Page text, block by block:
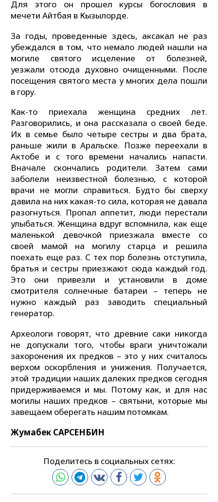
Для этого он прошел курсы богословия в
мечети Айтбая в Кызылорде.
За годы, проведенные здесь, аксакал не раз
убеждался в том, что немало людей нашли на
могиле святого исцеление от болезней,
уезжали отсюда духовно очищенными. После
посещения святого места у многих дела пошли
в гору.
Как-то приехала женщина средних лет.
Разговорились, и она рассказала о своей беде.
Их в семье было четыре сестры и два брата,
раньше жили в Аральске. Позже переехали в
Актобе и с того времени начались напасти.
Вначале скончались родители. Затем сами
заболели неизвестной болезнью, с которой
врачи не могли справиться. Будто бы сверху
давила на них какая-то сила, которая не давала
разогнуться. Пропал аппетит, люди перестали
улыбаться. Женщина вдруг вспомнила, как еще
маленькой девочкой приезжала вместе со
своей мамой на могилу старца и решила
поехать еще раз. С тех пор болезнь отступила,
братья и сестры приезжают сюда каждый год.
Это они привезли и установили в доме
смотрителя солнечные батареи – теперь не
нужно каждый раз заводить специальный
генератор.
Археологи говорят, что древние саки никогда
не допускали того, чтобы враги уничтожали
захоронения их предков – это у них считалось
верхом оскорбления и унижения. Получается,
этой традиции наших далеких предков сегодня
придерживаемся и мы. Потому как, и для нас
могилы наших предков – святыни, которые мы
завещаем оберегать нашим потомкам.
Жумабек САРСЕНБИН
Поделитесь в социальных сетях: